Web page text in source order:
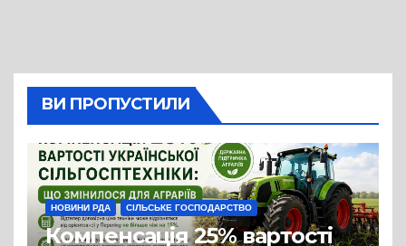
ВИ ПРОПУСТИЛИ
НОВИНИ РДА СІЛЬСЬКЕ ГОСПОДАРСТВО
Компенсація 25% вартості